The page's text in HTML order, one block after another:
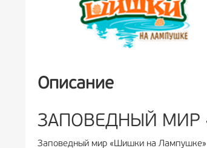
Описание
ЗАПОВЕДНЫЙ
Заповедный мир «Шишки на Лампушке»